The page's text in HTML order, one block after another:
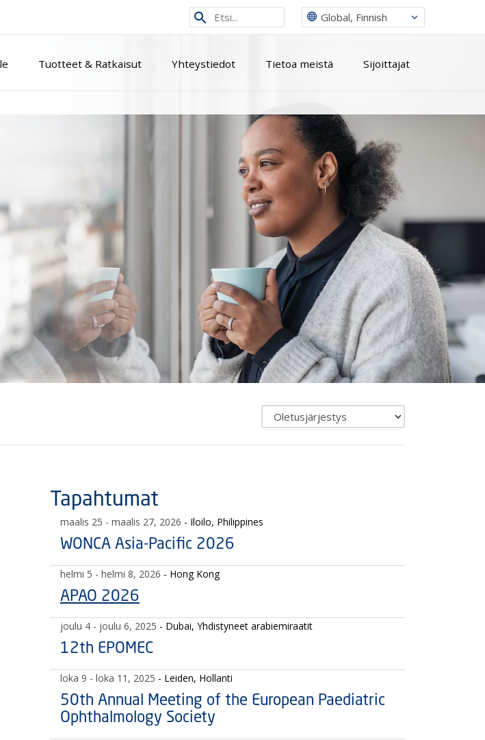
Etsi
sivustolta
Global, Finnish
Tuotteet & Ratkaisut Yhteystiedot Tietoa meistä Sijoittajat
Vaihda
uutisten
järjestystä
Tapahtumat
maalis 25 - maalis 27, 2026 - Iloilo, Philippines
WONCA Asia-Pacific 2026
helmi 5 - helmi 8, 2026 - Hong Kong
APAO 2026
joulu 4 - joulu 6, 2025 - Dubai, Yhdistyneet arabiemiraatit
12th EPOMEC
loka 9 - loka 11, 2025 - Leiden, Hollanti
50th Annual Meeting of the European Paediatric
Ophthalmology Society